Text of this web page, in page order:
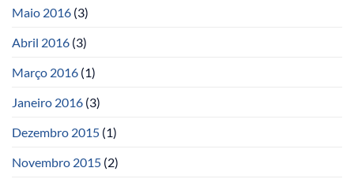
Maio 2016 (3)
Abril 2016 (3)
Março 2016 (1)
Janeiro 2016 (3)
Dezembro 2015 (1)
Novembro 2015 (2)